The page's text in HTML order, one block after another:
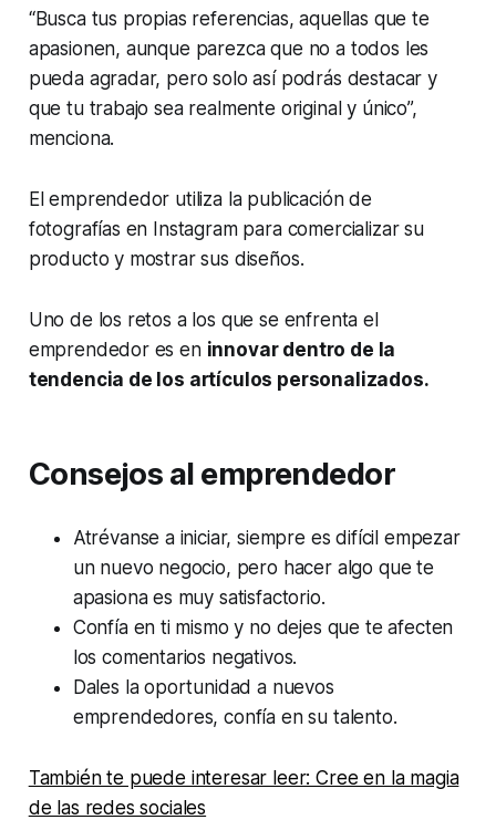
“Busca tus propias referencias, aquellas que te
apasionen, aunque parezca que no a todos les
pueda agradar, pero solo así podrás destacar y
que tu trabajo sea realmente original y único”,
menciona.
El emprendedor utiliza la publicación de
fotografías en Instagram para comercializar su
producto y mostrar sus diseños.
Uno de los retos a los que se enfrenta el
emprendedor es en innovar dentro de la
tendencia de los artículos personalizados.
Consejos al emprendedor
Atrévanse a iniciar, siempre es difícil empezar
un nuevo negocio, pero hacer algo que te
apasiona es muy satisfactorio.
Confía en ti mismo y no dejes que te afecten
los comentarios negativos.
Dales la oportunidad a nuevos
emprendedores, confía en su talento.
También te puede interesar leer: Cree en la magia
de las redes sociales